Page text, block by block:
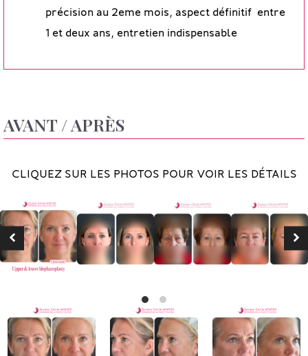
précision au 2eme mois, aspect définitif entre
1 et deux ans, entretien indispensable
AVANT / APRÈS
CLIQUEZ SUR LES PHOTOS POUR VOIR LES DÉTAILS